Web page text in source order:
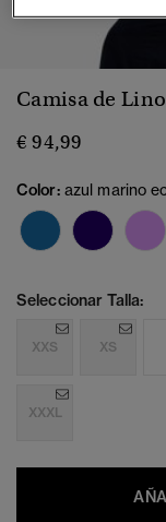
Camisa de
€ 94,99
Color: azul marino
Seleccionar Talla:
XXS XS
XXXL